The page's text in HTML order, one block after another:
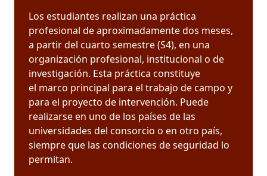
Los estudiantes realizan una práctica
profesional de aproximadamente dos meses,
a partir del cuarto semestre (S4), en una
organización profesional, institucional o de
investigación. Esta práctica constituye
el marco principal para el trabajo de campo y
para el proyecto de intervención. Puede
realizarse en uno de los países de las
universidades del consorcio o en otro país,
siempre que las condiciones de seguridad lo
permitan.